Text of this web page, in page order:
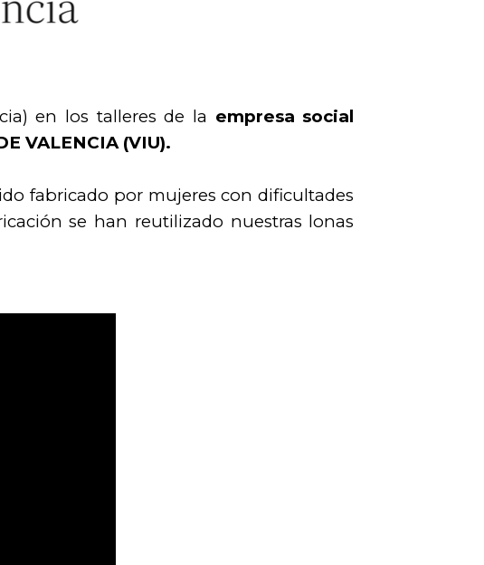
en los talleres de la empresa social
VALENCIA (VIU).
fabricado por mujeres con dificultades
se han reutilizado nuestras lonas